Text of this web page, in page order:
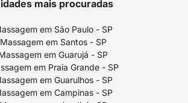
mais procuradas
em São Paulo - SP
Massagem em Santos - SP
em Guarujá - SP
em Praia Grande - SP
em Guarulhos - SP
em Campinas - SP